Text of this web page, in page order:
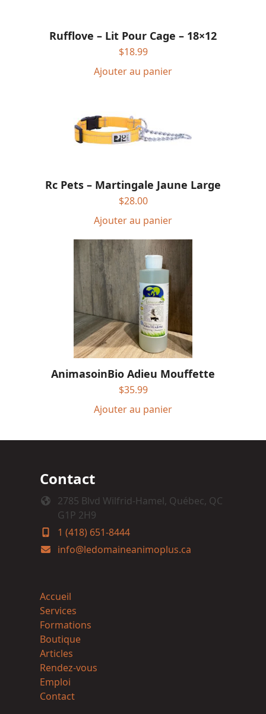
Rufflove – Lit Pour Cage – 18×12
$18.99
Ajouter au panier
Rc Pets – Martingale Jaune Large
$28.00
Ajouter au panier
AnimasoinBio Adieu Mouffette
$35.99
Ajouter au panier
Contact
2785 Blvd Wilfrid-Hamel, Québec, QC
G1P 2H9
1 (418) 651-8444
info@ledomaineanimoplus.ca
Accueil
Services
Formations
Boutique
Articles
Rendez-vous
Emploi
Contact